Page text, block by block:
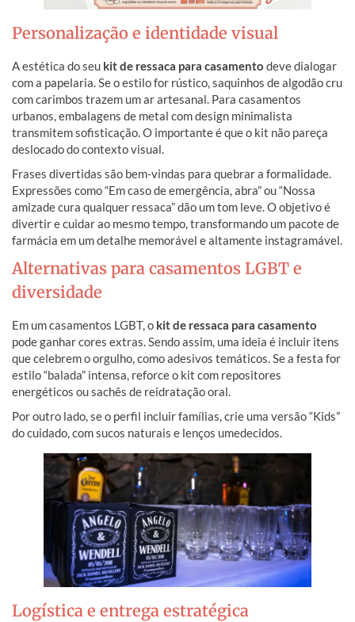
Personalização e identidade visual
A estética do seu kit de ressaca para casamento deve dialogar
com a papelaria. Se o estilo for rústico, saquinhos de algodão cru
com carimbos trazem um ar artesanal. Para casamentos
urbanos, embalagens de metal com design minimalista
transmitem sofisticação. O importante é que o kit não pareça
deslocado do contexto visual.
Frases divertidas são bem-vindas para quebrar a formalidade.
Expressões como “Em caso de emergência, abra” ou “Nossa
amizade cura qualquer ressaca” dão um tom leve. O objetivo é
divertir e cuidar ao mesmo tempo, transformando um pacote de
farmácia em um detalhe memorável e altamente instagramável.
Alternativas para casamentos LGBT e
diversidade
Em um casamentos LGBT, o kit de ressaca para casamento
pode ganhar cores extras. Sendo assim, uma ideia é incluir itens
que celebrem o orgulho, como adesivos temáticos. Se a festa for
estilo “balada” intensa, reforce o kit com repositores
energéticos ou sachês de reidratação oral.
Por outro lado, se o perfil incluir famílias, crie uma versão “Kids”
do cuidado, com sucos naturais e lenços umedecidos.
Logística e entrega estratégica